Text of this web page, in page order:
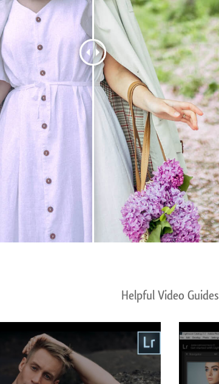
Επεξεργασία
φωτογραφιών προϊόντος
Επεξεργασία
φωτογραφιών
κοσμημάτων
Helpful Video Guides